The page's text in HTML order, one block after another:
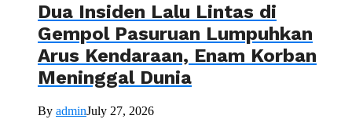
Dua Insiden Lalu Lintas di
Gempol Pasuruan Lumpuhkan
Arus Kendaraan, Enam Korban
Meninggal Dunia
By adminJuly 27, 2026